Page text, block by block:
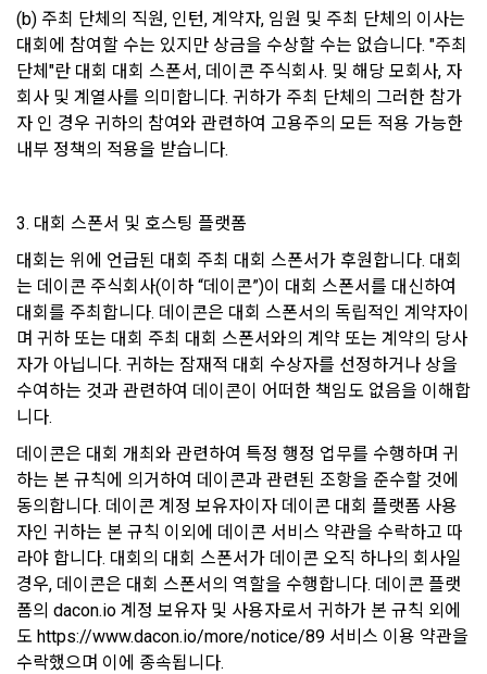
메일 인증 필요
[데이콘] 회원가입 인증메일
4. “회사”의 영업상 중요한 사유 또는 관계 법령에 의한 변경사
유가 있을 때, 약관을 변경할 수 있으며, 약관을 개정할 경우에는
적용일자 및 개정사유를 명시하여 현행 약관과 함께 “회사” 홈페
이지의 공지게시판에 그 적용일자 7일 이전부터 적용일자 전일
까지 공지한다.
5. '회사' 약관의 조항에 따른 정책을 제정 및 변경할 권리를 가지
용일자 전일까지 공지한다.
6. "회원"은 변경된 약관에 대해 거부할 권리가 있다. "회원"은 변
경된 약관이 공지된 지 15일 이내에 거부의사를 표명할 수 있다.
"회원"이 거부하는 경우 본 서비스 제공자인 "회사"는 15일의 기
간을 정하여 "회원"에게 사전 통지 후 당해 "회원"과의 계약을 해
지할 수 있다. 만약, "회원"이 거부의사를 표시하지 않거나, 전항
에 따라 시행일 이후에 "서비스"를 이용하는 경우에는 동의한 것
으로 간주한다.
제 4 조 (약관의 해석)
1. 이 약관에서 규정하지 않은 사항에 관해서는 약관의규제등에
관한법률, 전기통신기본법, 전기통신사업법, 정보통신망이용촉
진등에관한법률, 전자상거래 등에서의 소비자보호에 관한 법률,
전자문서 및 전자거래기본법, 전자금융거래법, 전자서명법, 소
비자기본법 등의 관계법령에 따른다.
2. "회원"이 "회사"와 개별 계약을 체결하여 서비스를 이용하는
경우에는 개별 계약이 우선한다.
1) 회원가입 시 수집하는 항목
필수 항목 : 아이디, 비밀번호, 이름, 닉네임, 이메일
선택 항목 : 휴대폰번호, 생년월일, 국가, 직업
니다. 추가로 개인정보를 수집할 경우에는 해당 개인정보 수집
집 및 이용목적, 개인정보의 보관기간’에 대해 안내 드리고 동의
를 받습니다.
2) 데이콘 인재풀 등록 시 수집하는 항목
필수 항목: 이름, 이메일, 핸드폰 번호, 경력, 신입/경력 해당 사항
여부, 사용 가능한 프로그래밍 언어 및 사용 경험, 프로젝트 또는
선택 항목: 프로젝트 또는 대회 코드 링크(추가분), 기타 수상 경
력, 개인 운영 사이트 링크(GitHub, Linkedin 등) ,영상, ppt
3) 모바일 서비스 이용 시 수집되는 항목
모바일 서비스의 특성상 단말기 모델 정보가 수집될 수 있으나,
이는 개인을 식별할 수 없는 형태입니다.
(b) 주최 단체의 직원, 인턴, 계약자, 임원 및 주최 단체의 이사는
대회에 참여할 수는 있지만 상금을 수상할 수는 없습니다. "주최
단체"란 대회 대회 스폰서, 데이콘 주식회사. 및 해당 모회사, 자
회사 및 계열사를 의미합니다. 귀하가 주최 단체의 그러한 참가
자 인 경우 귀하의 참여와 관련하여 고용주의 모든 적용 가능한
내부 정책의 적용을 받습니다.
3. 대회 스폰서 및 호스팅 플랫폼
대회는 위에 언급된 대회 주최 대회 스폰서가 후원합니다. 대회
는 데이콘 주식회사(이하 “데이콘”)이 대회 스폰서를 대신하여
대회를 주최합니다. 데이콘은 대회 스폰서의 독립적인 계약자이
며 귀하 또는 대회 주최 대회 스폰서와의 계약 또는 계약의 당사
자가 아닙니다. 귀하는 잠재적 대회 수상자를 선정하거나 상을
수여하는 것과 관련하여 데이콘이 어떠한 책임도 없음을 이해합
니다.
데이콘은 대회 개최와 관련하여 특정 행정 업무를 수행하며 귀
하는 본 규칙에 의거하여 데이콘과 관련된 조항을 준수할 것에
동의합니다. 데이콘 계정 보유자이자 데이콘 대회 플랫폼 사용
자인 귀하는 본 규칙 이외에 데이콘 서비스 약관을 수락하고 따
라야 합니다. 대회의 대회 스폰서가 데이콘 오직 하나의 회사일
경우, 데이콘은 대회 스폰서의 역할을 수행합니다. 데이콘 플랫
폼의 dacon.io 계정 보유자 및 사용자로서 귀하가 본 규칙 외에
도 https://www.dacon.io/more/notice/89 서비스 이용 약관을
수락했으며 이에 종속됩니다.